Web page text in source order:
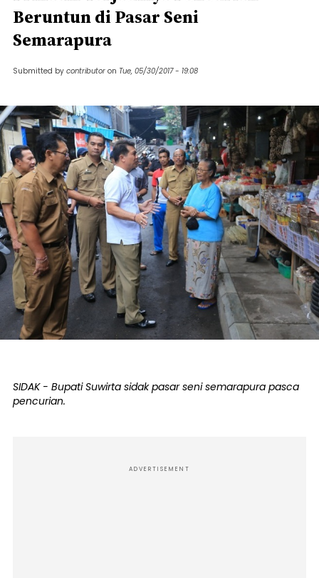
Beruntun di Pasar Seni
Semarapura
Submitted by contributor on Tue, 05/30/2017 - 19:08
SIDAK - Bupati Suwirta sidak pasar seni semarapura pasca
pencurian.
ADVERTISEMENT